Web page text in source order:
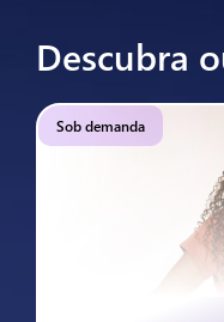
Descubra
Sob demanda